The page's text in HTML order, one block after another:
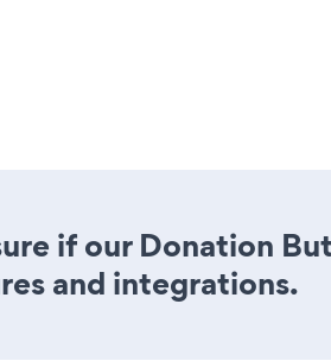
if our Donation
and integrations.